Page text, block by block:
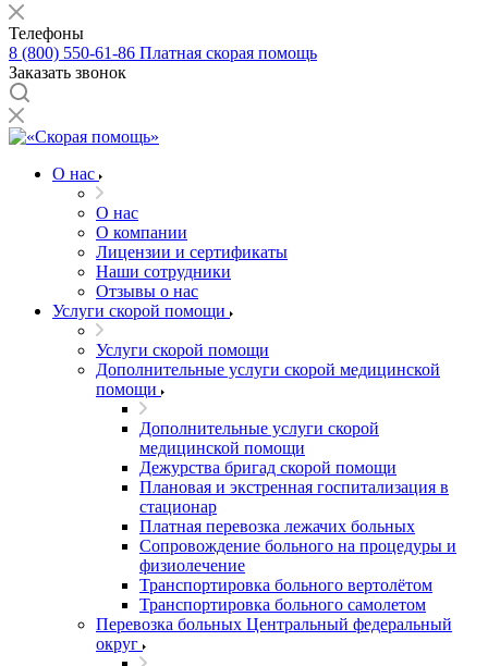
Телефоны
8 (800) 550-61-86 Платная скорая помощь
Заказать звонок
О нас
О нас
О компании
Лицензии и сертификаты
Наши сотрудники
Отзывы о нас
Услуги скорой помощи
Услуги скорой помощи
Дополнительные услуги скорой медицинской
помощи
Дополнительные услуги скорой
медицинской помощи
Дежурства бригад скорой помощи
Плановая и экстренная госпитализация в
стационар
Платная перевозка лежачих больных
Сопровождение больного на процедуры и
физиолечение
Транспортировка больного вертолётом
Транспортировка больного самолетом
Перевозка больных Центральный федеральный
округ